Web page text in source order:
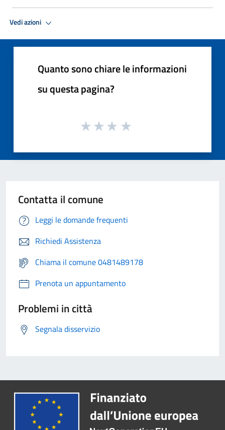
Vedi azioni
Quanto sono chiare le informazioni
su questa pagina?
Contatta il comune
Leggi le domande frequenti
Richiedi Assistenza
Chiama il comune 0481489178
Prenota un appuntamento
Problemi in città
Segnala disservizio